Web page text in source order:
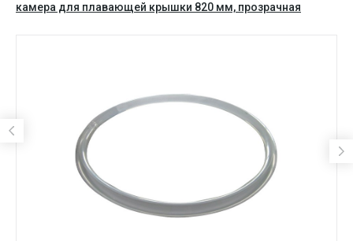
камера для плавающей крышки 820 мм, прозрачная